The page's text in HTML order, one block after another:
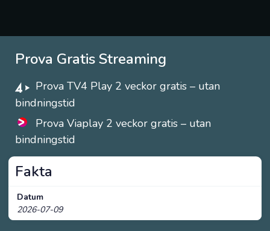
Prova Gratis Streaming
Prova TV4 Play 2 veckor gratis – utan
bindningstid
Prova Viaplay 2 veckor gratis – utan
bindningstid
Fakta
Datum
2026-07-09